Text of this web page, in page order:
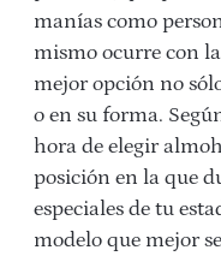
manías como
mismo ocurre con
mejor opción no
o en su forma.
hora de elegir
posición en la que
especiales de tu
modelo que mejor